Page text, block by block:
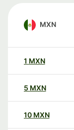
MXN
1 MXN
5 MXN
10 MXN